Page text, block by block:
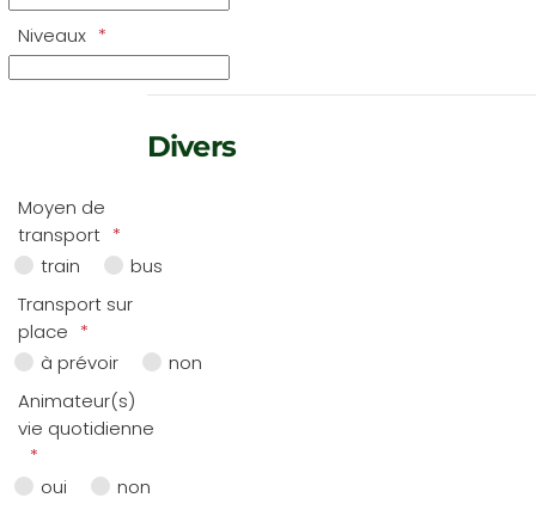
Niveaux
Divers
Moyen de
transport
train
bus
Transport sur
place
à prévoir
non
Animateur(s)
vie quotidienne
oui
non